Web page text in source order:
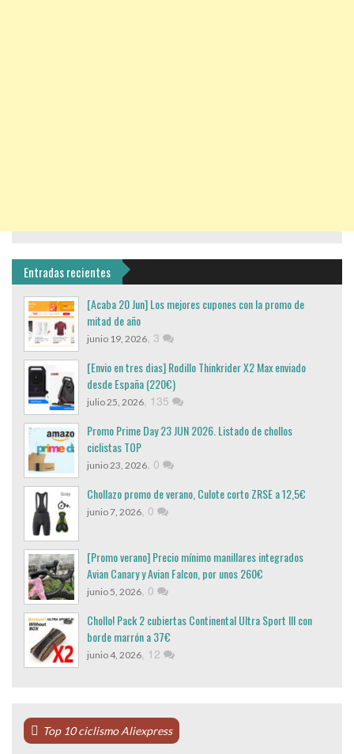
Entradas recientes
[Acaba 20 Jun] Los mejores cupones con la promo de
mitad de año
junio 19, 2026, 3
[Envio en tres dias] Rodillo Thinkrider X2 Max enviado
desde España (220€)
julio 25, 2026, 135
Promo Prime Day 23 JUN 2026. Listado de chollos
ciclistas TOP
junio 23, 2026, 0
Chollazo promo de verano, Culote corto ZRSE a 12,5€
junio 7, 2026, 0
[Promo verano] Precio mínimo manillares integrados
Avian Canary y Avian Falcon, por unos 260€
junio 5, 2026, 0
Chollo! Pack 2 cubiertas Continental Ultra Sport III con
borde marrón a 37€
junio 4, 2026, 12
Top 10 ciclismo Aliexpress